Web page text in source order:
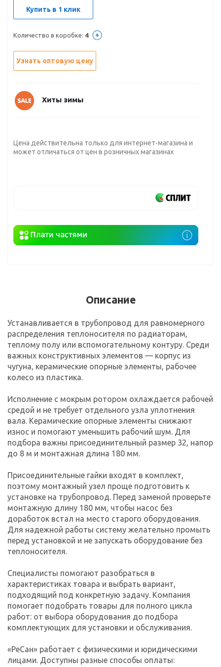
Купить в 1 клик
Количество в коробке: 4
Узнать оптовую цену
Хиты зимы
Цена действительна только для интернет-магазина и
может отличаться от цен в розничных магазинах
Описание
Устанавливается в трубопровод для равномерного
распределения теплоносителя по радиаторам,
теплому полу или вспомогательному контуру. Среди
важных конструктивных элементов — корпус из
чугуна, керамические опорные элементы, рабочее
колесо из пластика.
Исполнение с мокрым ротором охлаждается рабочей
средой и не требует отдельного узла уплотнения
вала. Керамические опорные элементы снижают
износ и помогают уменьшить рабочий шум. Для
подбора важны присоединительный размер 32, напор
до 8 м и монтажная длина 180 мм.
Присоединительные гайки входят в комплект,
поэтому монтажный узел проще подготовить к
установке на трубопровод. Перед заменой проверьте
монтажную длину 180 мм, чтобы насос без
доработок встал на место старого оборудования.
Для надежной работы систему желательно промыть
перед установкой и не запускать оборудование без
теплоносителя.
Специалисты помогают разобраться в
характеристиках товара и выбрать вариант,
подходящий под конкретную задачу. Компания
помогает подобрать товары для полного цикла
работ: от выбора оборудования до подбора
комплектующих для установки и обслуживания.
«РеСан» работает с физическими и юридическими
лицами. Доступны разные способы оплаты: